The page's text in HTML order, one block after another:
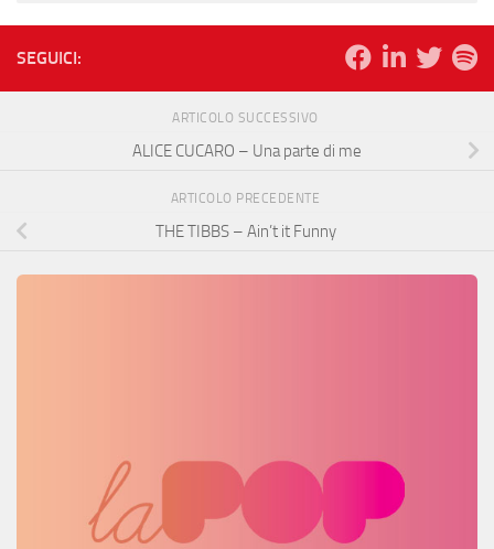
SEGUICI:
ARTICOLO SUCCESSIVO
ALICE CUCARO – Una parte di me
ARTICOLO PRECEDENTE
THE TIBBS – Ain’t it Funny